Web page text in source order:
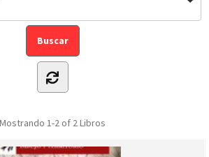
Mostrando 1-2 of 2Libros